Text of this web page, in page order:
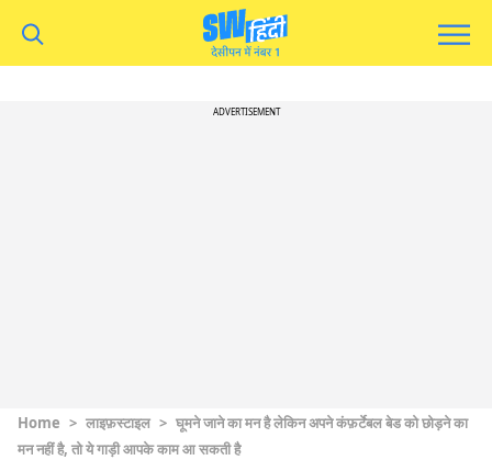
ADVERTISEMENT
Home > लाइफ़स्टाइल > घूमने जाने का मन है लेकिन अपने कंफ़र्टेबल बेड को छोड़ने का
मन नहीं है, तो ये गाड़ी आपके काम आ सकती है